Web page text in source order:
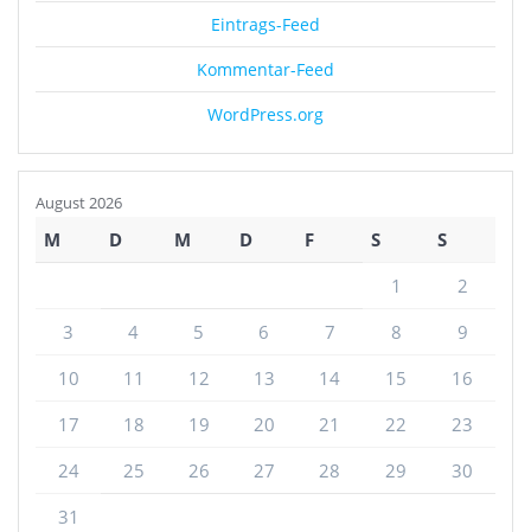
Eintrags-Feed
Kommentar-Feed
WordPress.org
August 2026
M D M D F S
S
1
2
3
4 5 6 7 8
9
10
11 12 13 14 15
16
17
18 19 20 21 22
23
24
25 26 27 28 29
30
31